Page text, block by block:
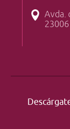
Avda.